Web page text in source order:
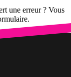
une erreur ? Vous